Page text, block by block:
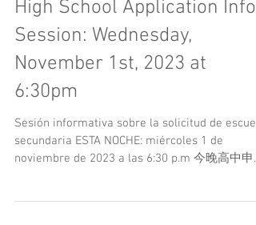
High School Application Info
Session: Wednesday,
November 1st, 2023 at
6:30pm
Sesión informativa sobre la solicitud de